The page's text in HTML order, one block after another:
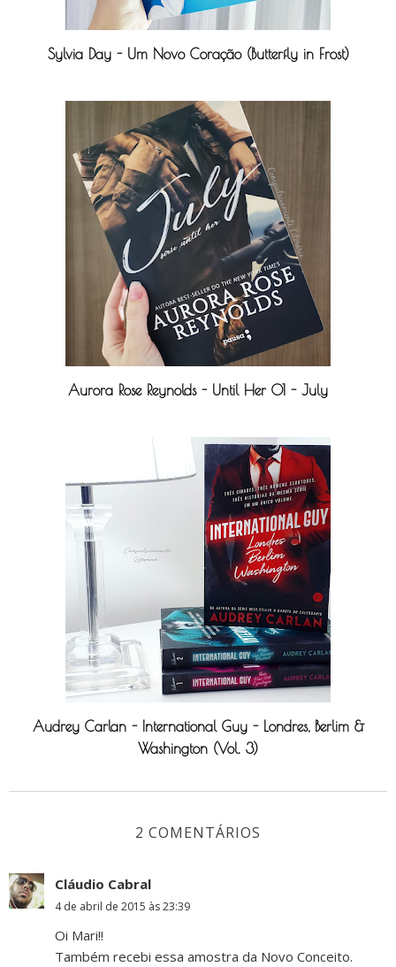
Sylvia Day - Um Novo Coração (Butterfly in Frost)
Aurora Rose Reynolds - Until Her 01 - July
Audrey Carlan - International Guy - Londres, Berlim &
Washington (Vol. 3)
2 COMENTÁRIOS
Cláudio Cabral
4 de abril de 2015 às 23:39
Oi Mari!!
Também recebi essa amostra da Novo Conceito.